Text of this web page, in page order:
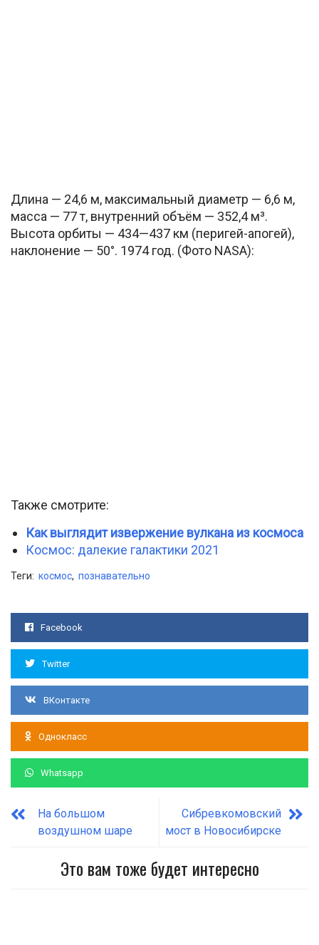
Длина — 24,6 м, максимальный диаметр — 6,6 м,
масса — 77 т, внутренний объём — 352,4 м³.
Высота орбиты — 434—437 км (перигей-апогей),
наклонение — 50°. 1974 год. (Фото NASA):
Также смотрите:
Как выглядит извержение вулкана из космоса
Космос: далекие галактики 2021
Теги: космос, познавательно
Facebook
Twitter
ВКонтакте
Однокласс
Whatsapp
На большом
воздушном шаре
Сибревкомовский
мост в Новосибирске
Это вам тоже будет интересно